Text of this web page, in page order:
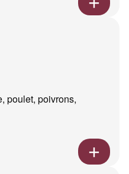
poulet, poivrons,